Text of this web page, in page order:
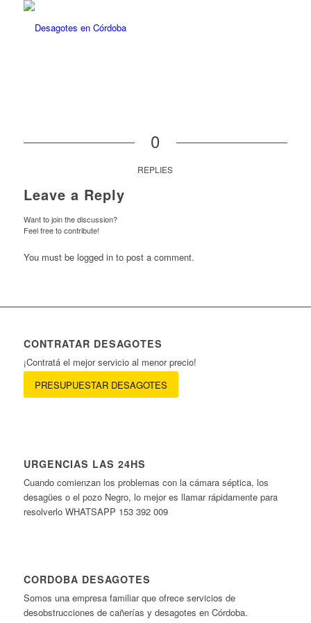
0
REPLIES
Leave a Reply
Want to join the discussion?
Feel free to contribute!
You must be logged in to post a comment.
CONTRATAR DESAGOTES
¡Contratá el mejor servicio al menor precio!
PRESUPUESTAR DESAGOTES
URGENCIAS LAS 24HS
Cuando comienzan los problemas con la cámara séptica, los
desagües o el pozo Negro, lo mejor es llamar rápidamente para
resolverlo WHATSAPP 153 392 009
CORDOBA DESAGOTES
Somos una empresa familiar que ofrece servicios de
desobstrucciones de cañerías y desagotes en Córdoba.